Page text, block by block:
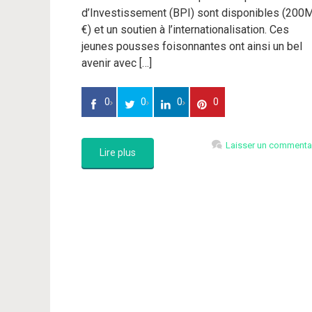
d’Investissement (BPI) sont disponibles
€) et un soutien à l’internationalisation. Ces
jeunes pousses foisonnantes ont ainsi un bel
avenir avec […]
0 0 0 0
Lire plus
Laisser un